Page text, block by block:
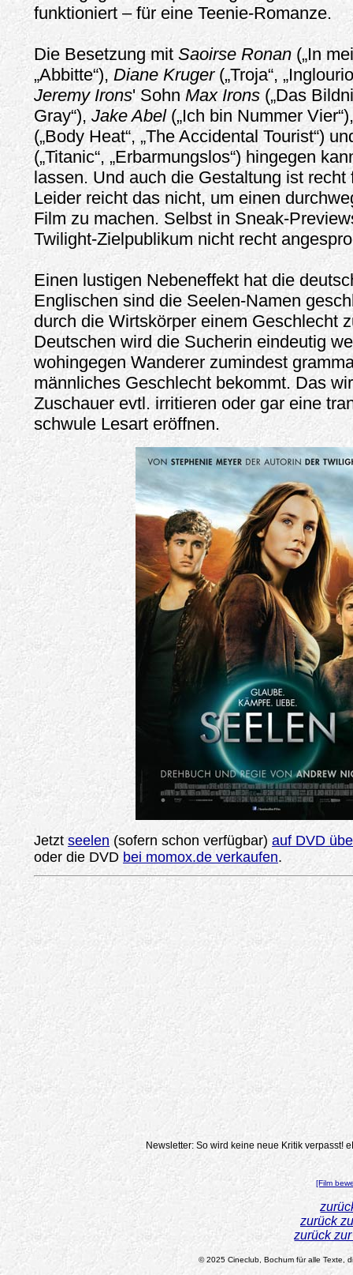
funktioniert – für eine Teenie-Romanze.
Die Besetzung mit Saoirse Ronan („In
„Abbitte“), Diane Kruger(„Troja“,
Jeremy Irons' SohnMax Irons („Das
Gray“), Jake Abel(„Ich bin Nummer
(„Body Heat“, „The Accidental Tourist“)
(„Titanic“, „Erbarmungslos“) hingegen
lassen. Und auch die Gestaltung ist recht
Leider reicht das nicht, um einen
Film zu machen. Selbst in Sneak-
Twilight-Zielpublikum nicht recht
Einen lustigen Nebeneffekt hat die
Englischen sind die Seelen-Namen
durch die Wirtskörper einem Geschlecht
Deutschen wird die Sucherin eindeutig
wohingegen Wanderer zumindest
männliches Geschlecht bekommt. Das
Zuschauer evtl. irritieren oder gar eine
schwule Lesart eröffnen.
Jetztseelen (sofern schon verfügbar) auf DVD
oder die DVD bei momox.de verkaufen.
Newsletter: So wird keine neue Kritik verpasst!
[Film
zurück
zurück
© 2025 Cineclub, Bochum für alle Texte,